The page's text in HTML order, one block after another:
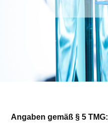
Angaben gemäß § 5 TMG: